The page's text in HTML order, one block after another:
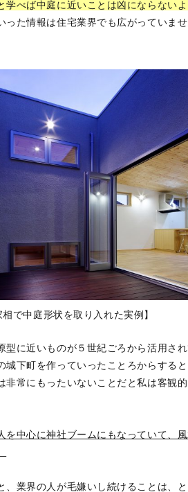
学べば中庭に近いことは凶にならない
った情報は住宅業界でも広がっていま
相で中庭形状を取り入れた実例】
型に近いものが５世紀ごろから活用さ
城下町を作っていったことろからする
非常にもったいないことだと私は客観
を中心に神社ブームにもなっていて、
、業界の人が毛嫌いし続けることは、